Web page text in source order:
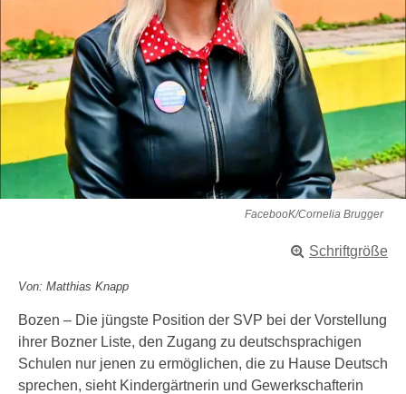
FacebooK/Cornelia Brugger
Schriftgröße
Von: Matthias Knapp
Bozen – Die jüngste Position der SVP bei der Vorstellung
ihrer Bozner Liste, den Zugang zu deutschsprachigen
Schulen nur jenen zu ermöglichen, die zu Hause Deutsch
sprechen, sieht Kindergärtnerin und Gewerkschafterin